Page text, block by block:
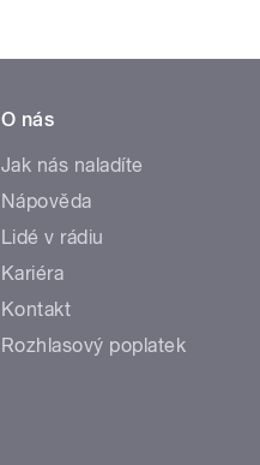
O nás
Jak nás naladíte
Nápověda
Lidé v rádiu
Kariéra
Kontakt
Rozhlasový poplatek